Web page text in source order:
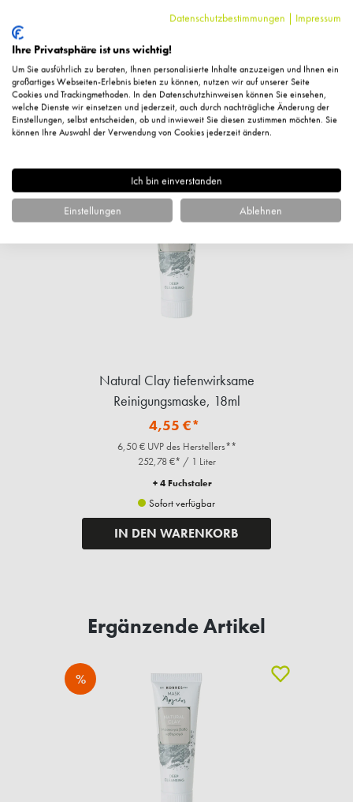
Fragen zum Artikel?
Ähnliche Artikel
Natural Clay tiefenwirksame
Reinigungsmaske, 18ml
4,55 €*
6,50 € UVP des Herstellers**
252,78 €* / 1 Liter
+ 4 Fuchstaler
Sofort verfügbar
IN DEN WARENKORB
Ergänzende Artikel
%
Datenschutzbestimmungen | Impressum
Ihre Privatsphäre ist uns wichtig!
Um Sie ausführlich zu beraten, Ihnen personalisierte Inhalte anzuzeigen und Ihnen ein
großartiges Webseiten-Erlebnis bieten zu können, nutzen wir auf unserer Seite
Cookies und Trackingmethoden. In den Datenschutzhinweisen können Sie einsehen,
welche Dienste wir einsetzen und jederzeit, auch durch nachträgliche Änderung der
Einstellungen, selbst entscheiden, ob und inwieweit Sie diesen zustimmen möchten. Sie
können Ihre Auswahl der Verwendung von Cookies jederzeit ändern.
Ich bin einverstanden
Einstellungen Ablehnen